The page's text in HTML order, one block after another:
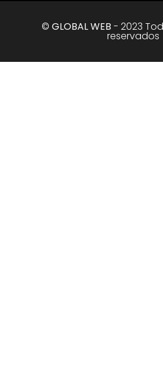
© GLOBAL WEB - 2023
reservados